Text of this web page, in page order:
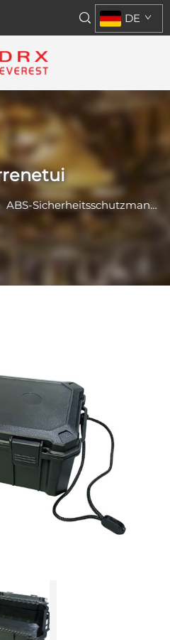
DE
ABS-Sicherheitsschutzmantel